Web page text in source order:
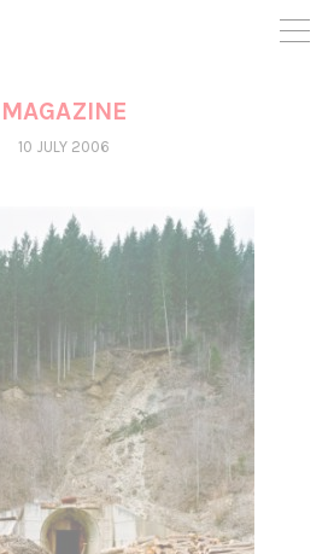
need your backing to be able to
in the project by supporting
much you want to contribute to the
you want to bring to the project.
MAGAZINE
10 JULY 2006